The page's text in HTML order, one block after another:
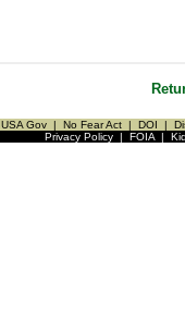
USA Gov | No Fear Act | DOI |
Privacy Policy| FOIA|